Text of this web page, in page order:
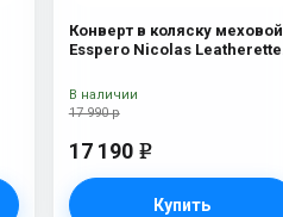
Конверт в коляску меховой
Esspero Nicolas Leatherette
17 990 р
17 190 e
Купить
В наличии